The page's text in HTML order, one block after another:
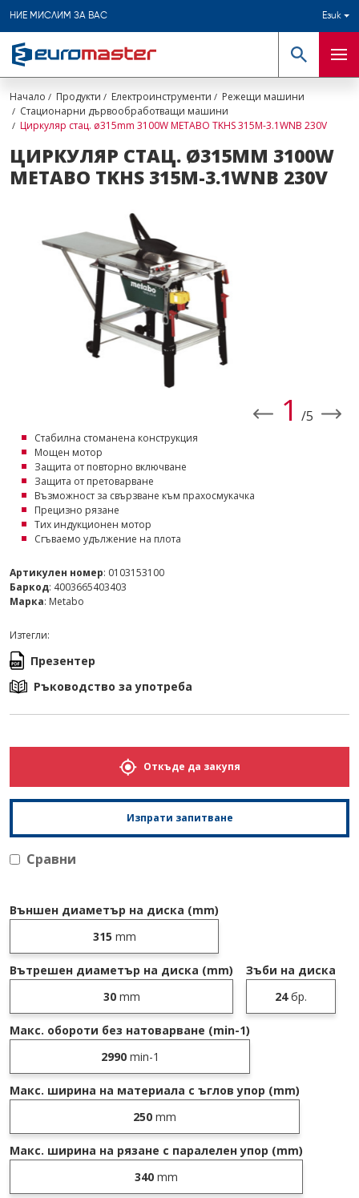
НИЕ МИСЛИМ ЗА ВАС Език
Търсене
Начало Продукти Електроинструменти
Режещи машини
Стационарни дървообработващи машини
Циркуляр стац. ø315mm 3100W METABO TKHS 315M-3.1WNB 230V
ЦИРКУЛЯР СТАЦ. Ø315MM 3100W
METABO TKHS 315M-3.1WNB 230V
1 /5
Стабилна стоманена конструкция
Мощен мотор
Защита от повторно включване
Защита от претоварване
Възможност за свързване към прахосмукачка
Прецизно рязане
Тих индукционен мотор
Сгъваемо удължение на плота
Артикулен номер: 0103153100
Баркод: 4003665403403
Марка: Metabo
Изтегли:
Презентер
Ръководство за употреба
Откъде да закупя
Изпрати запитване
Сравни
Външен диаметър на диска (mm)
315 mm
Вътрешен диаметър на диска (mm)
30mm
Зъби на диска
24бр.
Макс. обороти без натоварване (min-1)
2990min-1
Макс. ширина на материала с ъглов упор (mm)
250 mm
Макс. ширина на рязане с паралелен упор (mm)
340 mm